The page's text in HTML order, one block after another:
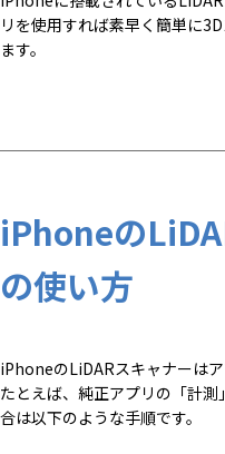
リを使用すれば素早く簡単に
ます。
iPhoneの
の使い方
iPhoneのLiDARスキャナーはア
たとえば、純正アプリの「計
合は以下のような手順です。